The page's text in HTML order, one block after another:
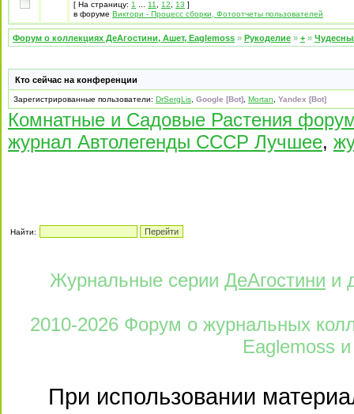
[ На страницу: 1 11 12 13 ]
в форуме Виктори - Процесс сборки, Фотоотчеты пользователей
Форум о коллекциях ДеАгостини, Ашет, Eaglemoss » Рукоделие » + »
Кто сейчас на конференции
Зарегистрированные пользователи: DrSergLis Google [Bot] Mortan Yandex [Bot]
Комнатные и Садовые Растения
журнал Автолегенды СССР Лучшее,
Найти:
Журнальные серии ДеАгостини и
2010-2026 Форум о журнальных
Eaglemoss и
При использовании